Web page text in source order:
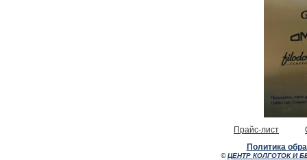
Прайс-лист
Политика
©ЦЕНТР КОЛГОТОК И